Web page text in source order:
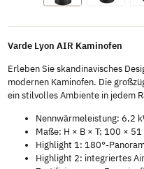
Varde Lyon AIR Kaminofen
Erleben Sie skandinavisches
modernen Kaminofen. Die
ein stilvolles Ambiente in jedem
Nennwärmeleistung: 6,2
Maße: H × B × T; 100 ×
Highlight 1: 180°-
Highlight 2: integriertes